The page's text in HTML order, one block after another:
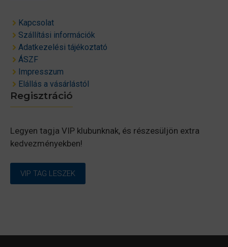
Kapcsolat
Szállítási információk
Adatkezelési tájékoztató
ÁSZF
Impresszum
Elállás a vásárlástól
Regisztráció
Legyen tagja VIP klubunknak, és részesüljön extra
kedvezményekben!
VIP TAG LESZEK